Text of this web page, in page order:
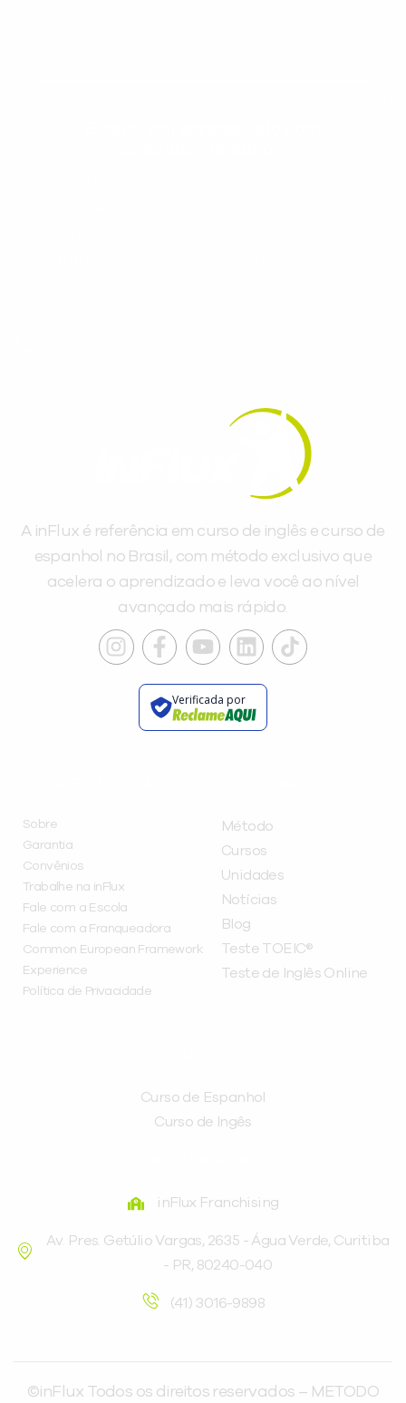
A inFlux é referência em curso de inglês e curso de
espanhol no Brasil, com método exclusivo que
acelera o aprendizado e leva você ao nível
avançado mais rápido.
Verificada por
Sobre
Garantia
Convênios
Trabalhe na inFlux
Fale com a Escola
Fale com a Franqueadora
Common European Framework
Experience
Política de Privacidade
Método
Cursos
Unidades
Notícias
Blog
Teste TOEIC®
Teste de Inglês Online
Curso de Espanhol
Curso de Ingês
inFlux Franchising
Av. Pres. Getúlio Vargas, 2635 - Água Verde, Curitiba
- PR, 80240-040
(41) 3016-9898
©inFlux Todos os direitos reservados – METODO